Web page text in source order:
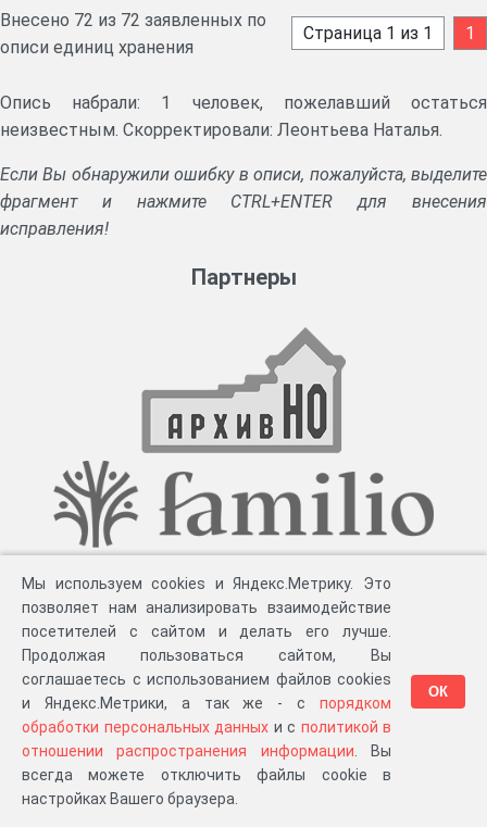
Внесено 72 из 72 заявленных по
описи единиц хранения
Страница 1 из 1 1
Опись набрали: 1 человек, пожелавший остаться
неизвестным. Скорректировали: Леонтьева Наталья.
Если Вы обнаружили ошибку в описи, пожалуйста, выделите
фрагмент и нажмите CTRL+ENTER для внесения
исправления!
Партнеры
Мы используем cookies и Яндекс.Метрику. Это
позволяет нам анализировать взаимодействие
посетителей с сайтом и делать его лучше.
Продолжая пользоваться сайтом, Вы
соглашаетесь с использованием файлов cookies
и Яндекс.Метрики, а так же - с порядком
обработки персональных данных и с политикой в
отношении распространения информации . Вы
всегда можете отключить файлы cookie в
настройках Вашего браузера.
ОК